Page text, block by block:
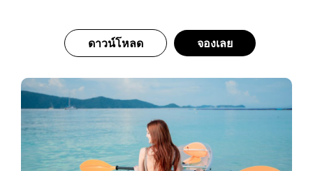
ดาวน์โหลด จองเลย